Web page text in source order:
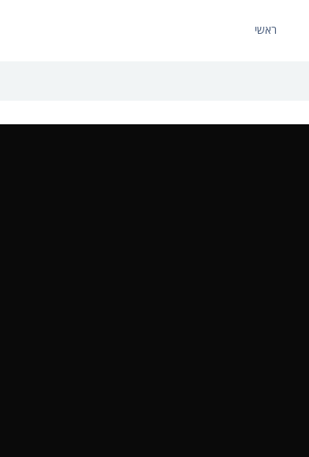
ראשי